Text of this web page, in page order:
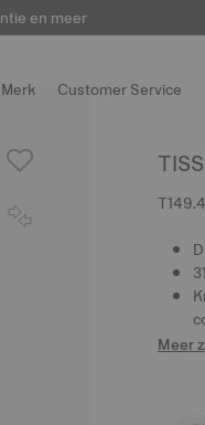
en meer
Merk Customer Service
Meer